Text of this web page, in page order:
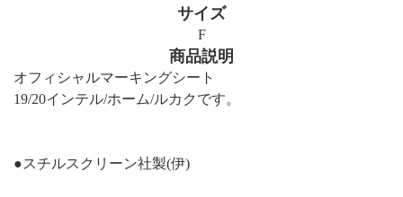
サイズ
F
商品説明
オフィシャルマーキングシート
19/20インテル/ホーム/ルカクです。
●スチルスクリーン社製(伊)